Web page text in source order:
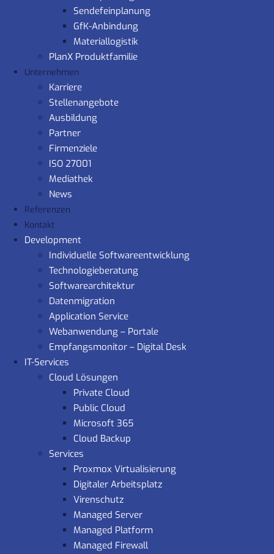
Sendefeinplanung
GfK-Anbindung
Materiallogistik
PlanX Produktfamilie
Unternehmen
Karriere
Stellenangebote
Ausbildung
Partner
Firmenziele
ISO 27001
Mediathek
News
Referenzen
Kontakt
Development
Individuelle Softwareentwicklung
Technologieberatung
Softwarearchitektur
Datenmigration
Application Service
Webanwendung – Portale
Empfangsmonitor – Digital Desk
IT-Services
Cloud Lösungen
Private Cloud
Public Cloud
Microsoft 365
Cloud Backup
Services
Proxmox Virtualisierung
Digitaler Arbeitsplatz
Virenschutz
Managed Server
Managed Platform
Managed Firewall